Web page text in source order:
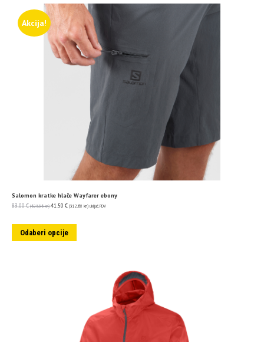
Akcija!
Salomon kratke hlače Wayfarer ebony
83.00€ (625.36 kn) 41.50 € (312.68 kn) uključ. PDV
Odaberi opcije